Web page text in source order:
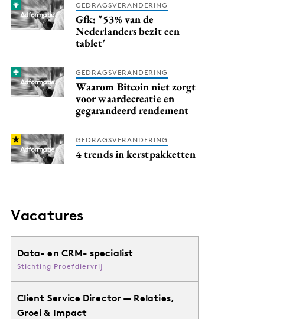
GEDRAGSVERANDERING
Gfk: "53% van de
Nederlanders bezit een
tablet'
GEDRAGSVERANDERING
Waarom Bitcoin niet zorgt
voor waardecreatie en
gegarandeerd rendement
GEDRAGSVERANDERING
4 trends in kerstpakketten
Vacatures
Data- en CRM- specialist
Stichting Proefdiervrij
Client Service Director — Relaties,
Groei & Impact